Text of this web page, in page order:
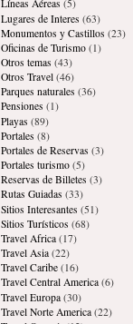
Líneas Aéreas (5)
Lugares de Interes (63)
Monumentos y Castillos (23)
Oficinas de Turismo (1)
Otros temas (43)
Otros Travel (46)
Parques naturales (36)
Pensiones (1)
Playas (89)
Portales (8)
Portales de Reservas (3)
Portales turismo (5)
Reservas de Billetes (3)
Rutas Guiadas (33)
Sitios Interesantes (51)
Sitios Turísticos (68)
Travel Africa (17)
Travel Asia (22)
Travel Caribe (16)
Travel Central America (6)
Travel Europa (30)
Travel Norte America (22)